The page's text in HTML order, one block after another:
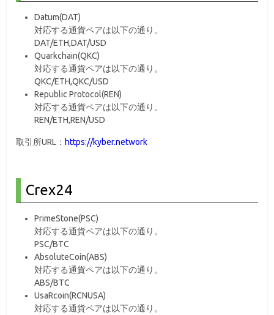
Datum(DAT)
対応する通貨ペアは以下の通り。
DAT/ETH,DAT/USD
Quarkchain(QKC)
対応する通貨ペアは以下の通り。
QKC/ETH,QKC/USD
Republic Protocol(REN)
対応する通貨ペアは以下の通り。
REN/ETH,REN/USD
取引所URL： https://kyber.network
Crex24
PrimeStone(PSC)
対応する通貨ペアは以下の通り。
PSC/BTC
AbsoluteCoin(ABS)
対応する通貨ペアは以下の通り。
ABS/BTC
UsaRcoin(RCNUSA)
対応する通貨ペアは以下の通り。